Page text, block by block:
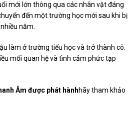
mới lớn thông qua các nhân vật đáng
đến một trường học mới sau khi bị
năm.
làm ở trường tiểu học và trở thành cô.
mối quan hệ và tình cảm phức tạp
Âm được phát hànhhãy tham khảo